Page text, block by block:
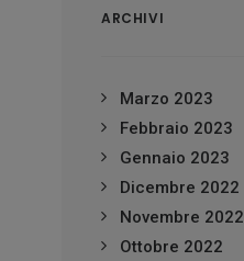
ARCHIVI
Marzo 2023
Febbraio 2023
Gennaio 2023
Dicembre 2022
Novembre 2022
Ottobre 2022